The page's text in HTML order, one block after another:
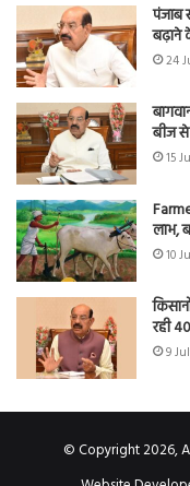
पंजाब
बढ़ाने
24
बीज से
15
लाभ,
10
रही
9
© Copyright 2026,